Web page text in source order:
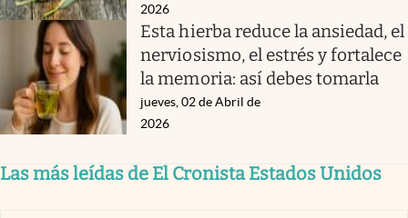
2026
Esta hierba reduce la ansiedad, el
nerviosismo, el estrés y fortalece
la memoria: así debes tomarla
jueves, 02 de Abril de
2026
Las más leídas de El Cronista Estados Unidos